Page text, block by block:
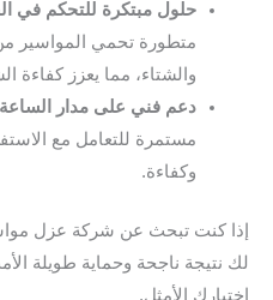
حلول مبتكرة للتحكم في
متطورة تحمي المواسير
والشتاء، مما يعزز كفاءة
دعم فني على مدار
مستمرة للتعامل مع
وكفاءة.
إذا كنت تبحث عن شركة عزل
لك نتيجة ناجحة وحماية طويلة
اختيارك الأمثل.